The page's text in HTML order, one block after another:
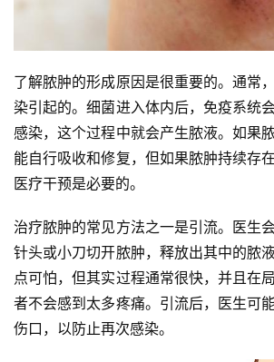
了解脓肿的形成原因是很重要的。通常
染引起的。细菌进入体内后，免疫系统
感染，这个过程中就会产生脓液。如果
能自行吸收和修复，但如果脓肿持续存
医疗干预是必要的。
治疗脓肿的常见方法之一是引流。医生
针头或小刀切开脓肿，释放出其中的脓
点可怕，但其实过程通常很快，并且在
者不会感到太多疼痛。引流后，医生可
伤口，以防止再次感染。